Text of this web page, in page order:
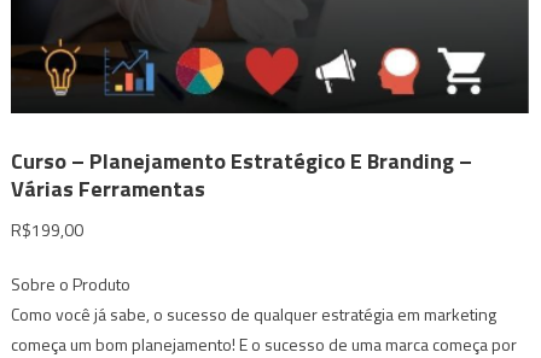
Curso – Planejamento Estratégico E Branding –
Várias Ferramentas
R$199,00
Sobre o Produto
Como você já sabe, o sucesso de qualquer estratégia em marketing
começa um bom planejamento! E o sucesso de uma marca começa por